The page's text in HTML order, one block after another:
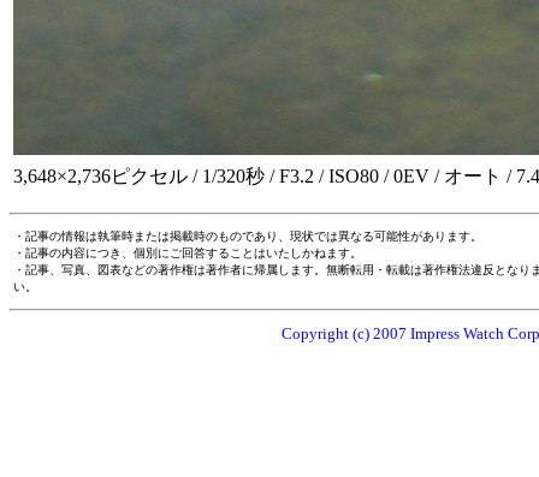
3,648×2,736ピクセル / 1/320秒 / F3.2 / ISO80 / 0EV / オート /
・記事の情報は執筆時または掲載時のものであり、現状では異なる可能性があります。
・記事の内容につき、個別にご回答することはいたしかねます。
・記事、写真、図表などの著作権は著作者に帰属します。無断転用・転載は著作権法違反とな
い。
Copyright (c) 2007 Impress Watch